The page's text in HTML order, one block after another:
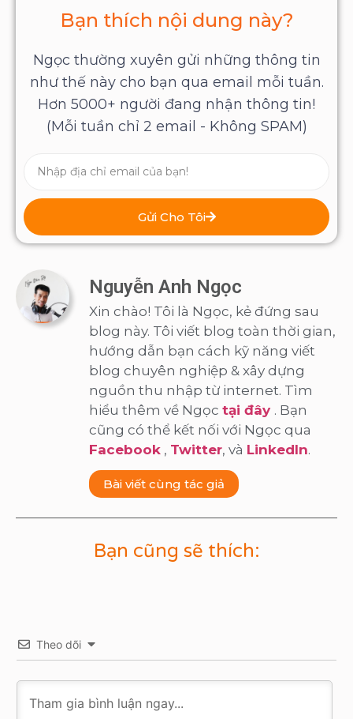
Bạn thích nội dung này?
Ngọc thường xuyên gửi những thông tin
như thế này cho bạn qua email mỗi tuần.
Hơn 5000+ người đang nhận thông tin!
(Mỗi tuần chỉ 2 email - Không SPAM)
Gửi Cho Tôi
Nguyễn Anh Ngọc
Xin chào! Tôi là Ngọc, kẻ đứng sau
blog này. Tôi viết blog toàn thời gian,
hướng dẫn bạn cách kỹ năng viết
blog chuyên nghiệp & xây dựng
nguồn thu nhập từ internet. Tìm
hiểu thêm về Ngọc tại đây . Bạn
cũng có thể kết nối với Ngọc qua
Facebook , Twitter, và LinkedIn.
Bài viết cùng tác giả
Bạn cũng sẽ thích:
Theo dõi